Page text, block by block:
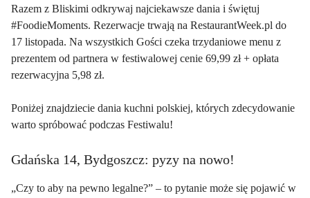
Razem z Bliskimi odkrywaj najciekawsze dania i świętuj
#FoodieMoments. Rezerwacje trwają na RestaurantWeek.pl do
17 listopada. Na wszystkich Gości czeka trzydaniowe menu z
prezentem od partnera w festiwalowej cenie 69,99 zł + opłata
rezerwacyjna 5,98 zł.
Poniżej znajdziecie dania kuchni polskiej, których zdecydowanie
warto spróbować podczas Festiwalu!
Gdańska 14, Bydgoszcz: pyzy na nowo!
„Czy to aby na pewno legalne?” – to pytanie może się pojawić w